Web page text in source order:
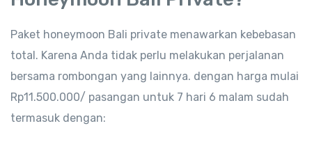
Paket honeymoon Bali private menawarkan kebebasan
total. Karena Anda tidak perlu melakukan perjalanan
bersama rombongan yang lainnya. dengan harga mulai
Rp11.500.000/ pasangan untuk 7 hari 6 malam sudah
termasuk dengan: